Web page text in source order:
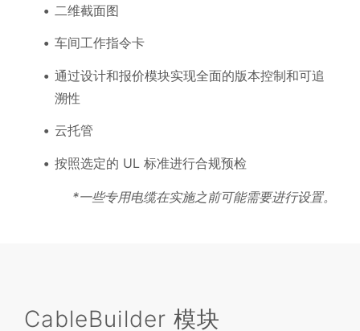
二维截面图
车间工作指令卡
通过设计和报价模块实现全面的版本控制和可追
溯性
云托管
按照选定的 UL 标准进行合规预检
*一些专用电缆在实施之前可能需要进行设置。
CableBuilder 模块